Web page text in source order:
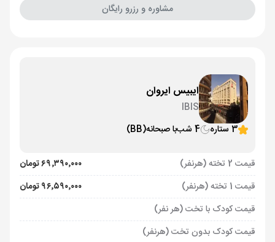
مشاوره و رزرو رایگان
ایبیس ایروان
IBIS
3 ستاره
4 شب با صبحانه(BB)
قیمت 2 تخته (هرنفر)
۶۹٬۳۹۰٬۰۰۰ تومان
قیمت 1 تخته (هرنفر)
۹۶٬۵۹۰٬۰۰۰ تومان
قیمت کودک با تخت (هر نفر)
قیمت کودک بدون تخت (هرنفر)